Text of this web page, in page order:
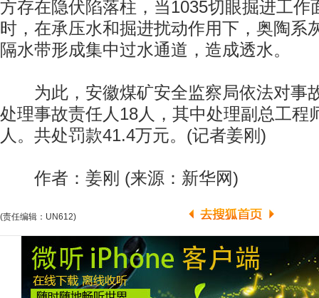
方存在隐伏陷落柱，当1035切眼掘进工作
时，在承压水和掘进扰动作用下，奥陶系
隔水带形成集中过水通道，造成透水。
为此，安徽煤矿安全监察局依法对事
处理事故责任人18人，其中处理副总工程
人。共处罚款41.4万元。(记者姜刚)
作者：姜刚 (来源：新华网)
(责任编辑：UN612)